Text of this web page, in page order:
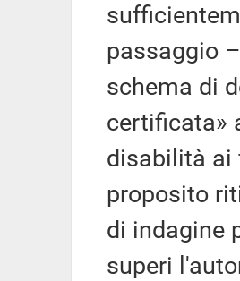
passaggio
schema di
certificata»
disabilità ai
proposito
di indagine
superi